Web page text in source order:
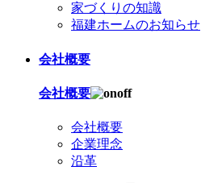
家づくりの知識
福建ホームのお知らせ
会社概要
会社概要
会社概要
企業理念
沿革